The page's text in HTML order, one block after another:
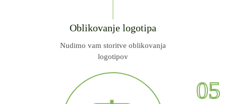
Oblikovanje logotipa
Nudimo vam storitve oblikovanja
logotipov
05